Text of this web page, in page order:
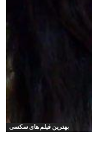
بهترین فیلم های سکسی